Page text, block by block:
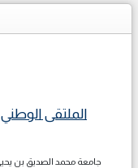
الملتقى
جامعة محمد الصديق بن